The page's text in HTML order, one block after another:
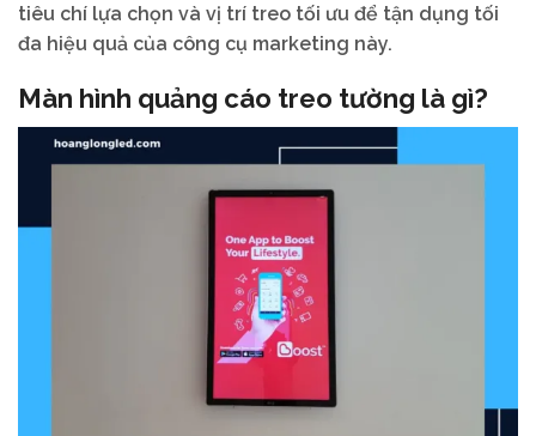
tiêu chí lựa chọn và vị trí treo tối ưu để tận dụng tối
đa hiệu quả của công cụ marketing này.
Màn hình quảng cáo treo tường là gì?